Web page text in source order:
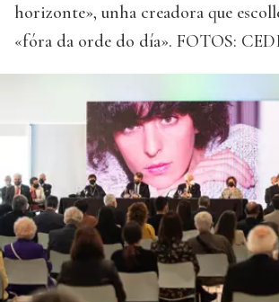
horizonte», unha creadora que
«fóra da orde do día». FOTOS: